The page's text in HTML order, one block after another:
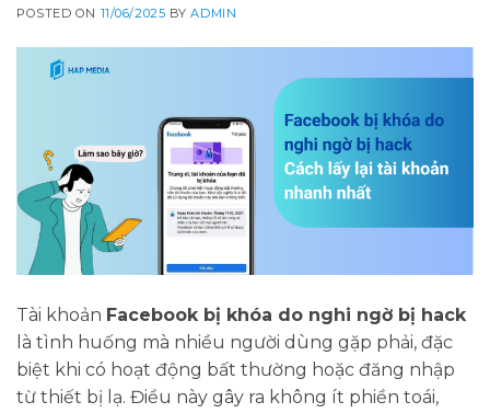
POSTED ON 11/06/2025 BYADMIN
Tài khoản Facebook bị khóa do nghi ngờ bị hack
là tình huống mà nhiều người dùng gặp phải, đặc
biệt khi có hoạt động bất thường hoặc đăng nhập
từ thiết bị lạ. Điều này gây ra không ít phiền toái,